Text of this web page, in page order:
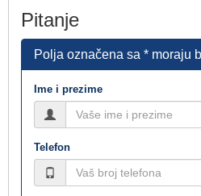
Pitanje
Polja označena sa * moraju
Ime i prezime
Telefon